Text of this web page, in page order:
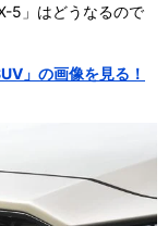
5」はどうなるので
」の画像を見る！